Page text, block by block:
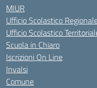
MIUR
Ufficio Scolastico
Ufficio Scolastico
Scuola in Chiaro
Iscrizioni On Line
Invalsi
Comune